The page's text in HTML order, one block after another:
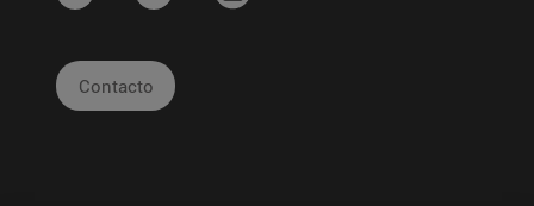
Contacto